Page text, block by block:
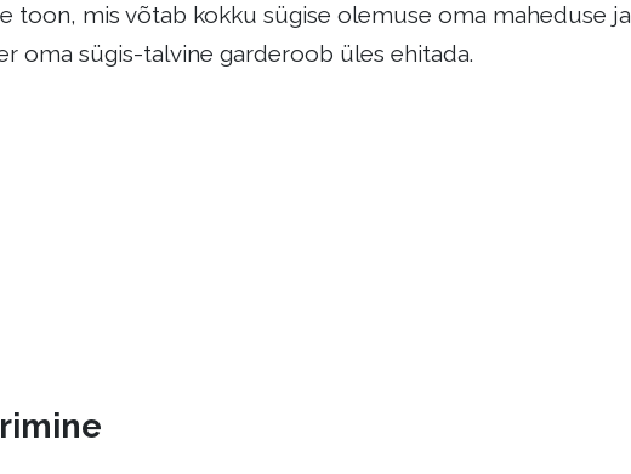
toon, mis võtab kokku sügise olemuse oma maheduse ja
oma sügis-talvine garderoob üles ehitada.